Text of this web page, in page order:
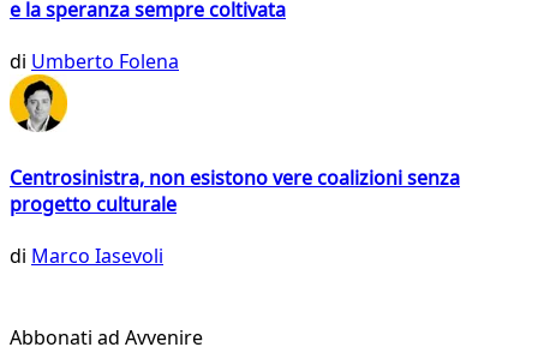
e la speranza sempre coltivata
di Umberto Folena
Centrosinistra, non esistono vere coalizioni senza
progetto culturale
di Marco Iasevoli
Abbonati ad Avvenire